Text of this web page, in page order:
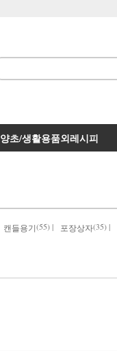
양초/생활용품외레시피
캔들용기(55) | 포장상자(35) |